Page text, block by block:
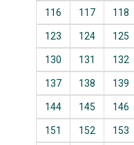
116 117 118
123 124 125
130 131 132
137 138 139
144 145 146
151 152 153